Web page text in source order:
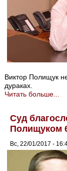
Виктор Полищук
дураках.
Читать больше...
Суд
Полищуком
Вс, 22/01/2017 -